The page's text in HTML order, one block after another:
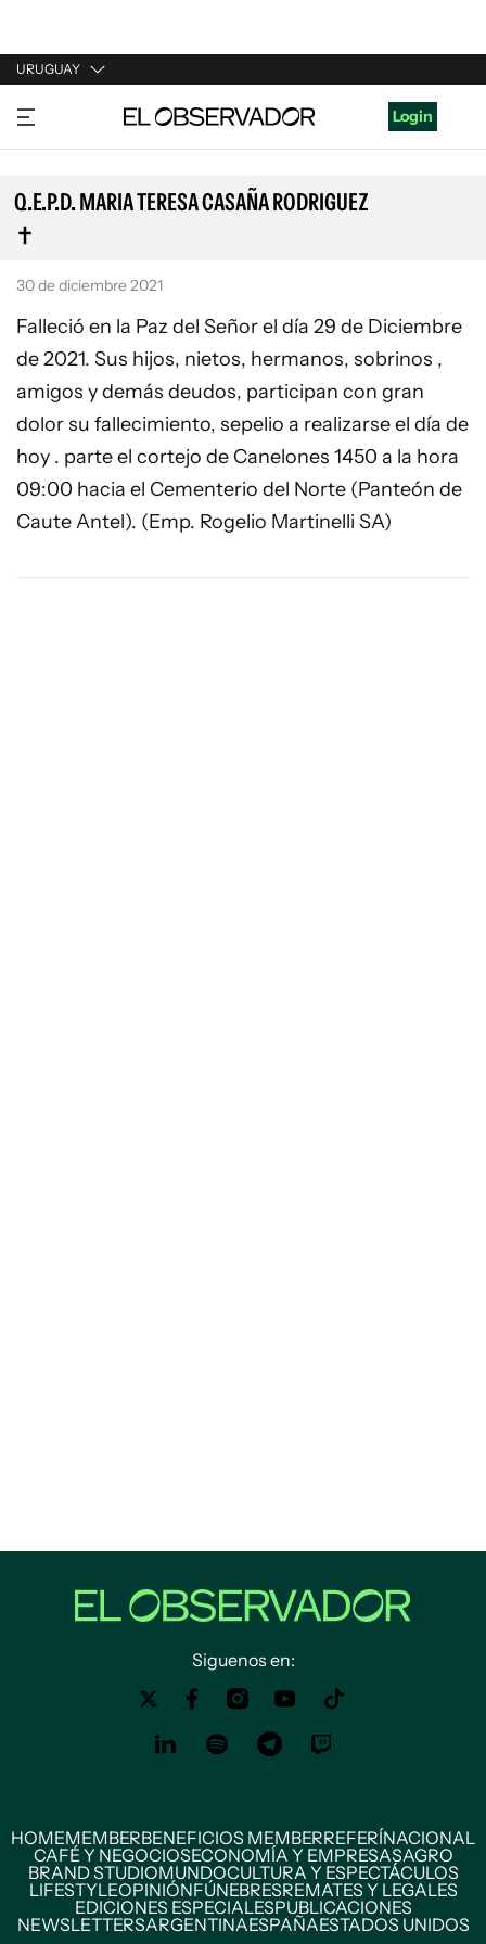
URUGUAY
URUGUAY
ARGENTINA
ESPAÑA
ESTADOS UNIDOS
Login
Q.E.P.D. MARIA TERESA CASAÑA RODRIGUEZ
30 de diciembre 2021
Falleció en la Paz del Señor el día 29 de Diciembre
de 2021. Sus hijos, nietos, hermanos, sobrinos ,
amigos y demás deudos, participan con gran
dolor su fallecimiento, sepelio a realizarse el día de
hoy . parte el cortejo de Canelones 1450 a la hora
09:00 hacia el Cementerio del Norte (Panteón de
Caute Antel). (Emp. Rogelio Martinelli SA)
Siguenos en:
HOMEMEMBERBENEFICIOS MEMBERREFERÍNACIONAL
CAFÉ Y NEGOCIOSECONOMÍA Y EMPRESASAGRO
BRAND STUDIOMUNDOCULTURA Y ESPECTÁCULOS
LIFESTYLEOPINIÓNFÚNEBRESREMATES Y LEGALES
EDICIONES ESPECIALESPUBLICACIONES
NEWSLETTERSARGENTINAESPAÑAESTADOS UNIDOS